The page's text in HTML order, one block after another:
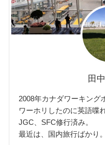
田
2008年カナダワーキング
ワーホリしたのに英語喋
JGC、SFC修行済み。
最近は、国内旅行ばかり。